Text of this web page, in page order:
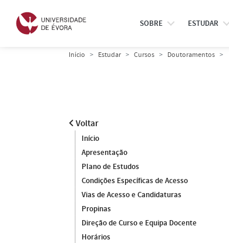
SOBRE ESTUDAR
Início Estudar Cursos Doutoramentos
Voltar
Início
Apresentação
Plano de Estudos
Condições Específicas de Acesso
Vias de Acesso e Candidaturas
Propinas
Direção de Curso e Equipa Docente
Horários